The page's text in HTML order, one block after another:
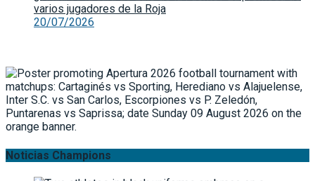
varios jugadores de la Roja
20/07/2026
Noticias Champions